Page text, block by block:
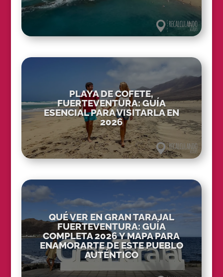
PLAYA DE COFETE,
FUERTEVENTURA: GUÍA
ESENCIAL PARA VISITARLA EN
2026
QUÉ VER EN GRAN TARAJAL
FUERTEVENTURA: GUÍA
COMPLETA 2026 Y MAPA PARA
ENAMORARTE DE ESTE PUEBLO
AUTÉNTICO